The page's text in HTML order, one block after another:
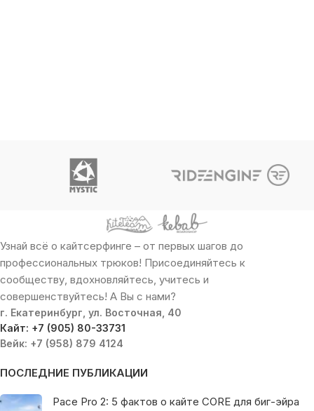
Узнай всё о кайтсерфинге – от первых шагов до
профессиональных трюков! Присоединяйтесь к
сообществу, вдохновляйтесь, учитесь и
совершенствуйтесь! А Вы с нами?
г. Екатеринбург, ул. Восточная, 40
Кайт: +7 (905) 80-33731
Вейк: +7 (958) 879 4124
ПОСЛЕДНИЕ ПУБЛИКАЦИИ
Pace Pro 2: 5 фактов о кайте CORE для биг-эйра